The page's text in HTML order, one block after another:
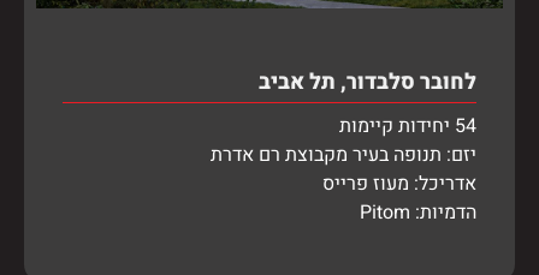
לחובר סלבדור, תל אביב
54 יחידות קיימות
יזם: תנופה בעיר מקבוצת רם אדרת
אדריכל: מעוז פרייס
הדמיות: Pitom